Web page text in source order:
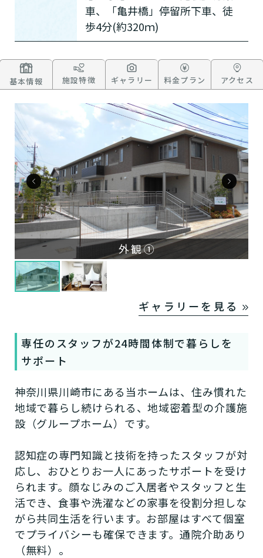
車、「亀井橋」停留所下車、徒
歩4分(約320ｍ)
基本情報 施設特徴 ギャラリー 料金プラン アクセス
外観①
ギャラリーを見る
専任のスタッフが24時間体制で暮らしを
サポート
神奈川県川崎市にある当ホームは、住み慣れた
地域で暮らし続けられる、地域密着型の介護施
設（グループホーム）です。
認知症の専門知識と技術を持ったスタッフが対
応し、おひとりお一人にあったサポートを受け
られます。顔なじみのご入居者やスタッフと生
活でき、食事や洗濯などの家事を役割分担しな
がら共同生活を行います。お部屋はすべて個室
でプライバシーも確保できます。通院介助あり
（無料）。